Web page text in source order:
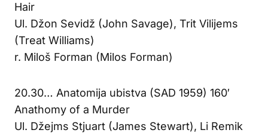
Hair
Ul. Džon Sevidž (John Savage), Trit Vilijems
(Treat Williams)
r. Miloš Forman (Milos Forman)
20.30… Anatomija ubistva (SAD 1959) 160′
Anathomy of a Murder
Ul. Džejms Stjuart (James Stewart), Li Remik